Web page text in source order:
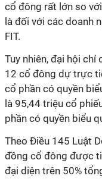
cổ đông rất lớn so
là đối với các doanh
FIT.
Tuy nhiên, đại hội
12 cổ đông dự trực
cổ phần có quyền
là 95,44 triệu cổ
phần có quyền biểu
Theo Điều 145 Luật
đồng cổ đông được
đại diện trên 50%